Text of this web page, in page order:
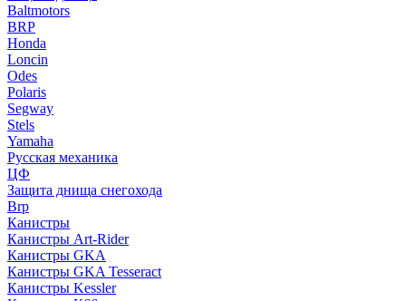
Baltmotors
BRP
Honda
Loncin
Odes
Polaris
Segway
Stels
Yamaha
Русская механика
ЦФ
Защита днища снегохода
Brp
Канистры
Канистры Art-Rider
Канистры GKA
Канистры GKA Tesseract
Канистры Kessler